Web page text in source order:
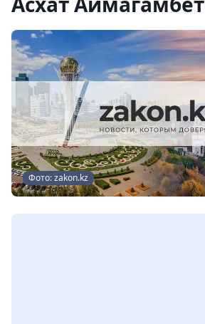
Фото: zakon.kz